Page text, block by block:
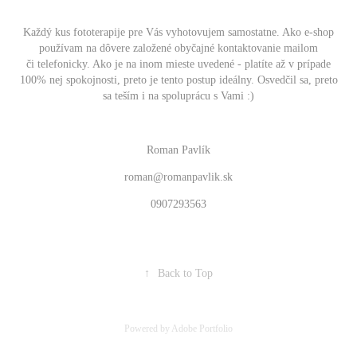
Každý kus fototerapije pre Vás vyhotovujem samostatne. Ako e-shop
používam na dôvere založené obyčajné kontaktovanie mailom
či telefonicky. Ako je na inom mieste uvedené - platíte až v prípade
100% nej spokojnosti, preto je tento postup ideálny. Osvedčil sa, preto
sa teším i na spoluprácu s Vami :)
Roman Pavlík
roman@romanpavlik.sk
0907293563
↑ Back to Top
Powered by Adobe Portfolio